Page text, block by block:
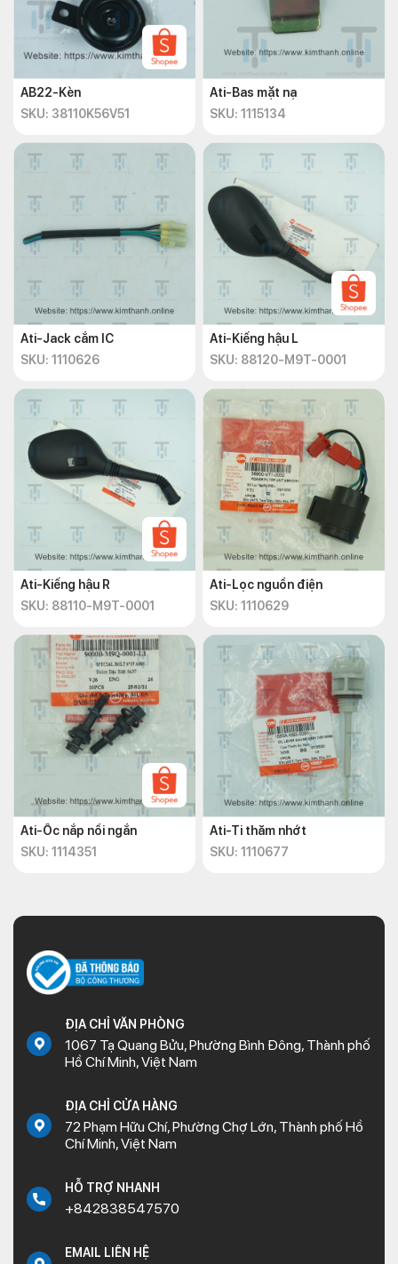
AB22-Kèn
SKU: 38110K56V51
Ati-Bas mặt nạ
SKU: 1115134
Ati-Jack cắm IC
SKU: 1110626
Ati-Kiếng hậu L
SKU: 88120-M9T-0001
Ati-Kiếng hậu R
SKU: 88110-M9T-0001
Ati-Lọc nguồn điện
SKU: 1110629
Ati-Ốc nắp nồi ngắn
SKU: 1114351
Ati-Ti thăm nhớt
SKU: 1110677
ĐỊA CHỈ VĂN PHÒNG
1067 Tạ Quang Bửu, Phường Bình Đông, Thành phố
Hồ Chí Minh, Việt Nam
ĐỊA CHỈ CỬA HÀNG
72 Phạm Hữu Chí, Phường Chợ Lớn, Thành phố Hồ
Chí Minh, Việt Nam
HỖ TRỢ NHANH
+842838547570
EMAIL LIÊN HỆ